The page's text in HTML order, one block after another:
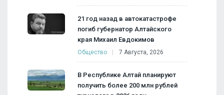
21 год назад в автокатастрофе
погиб губернатор Алтайского
края Михаил Евдокимов
Общество 7 Августа, 2026
В Республике Алтай планируют
получить более 200 млн рублей